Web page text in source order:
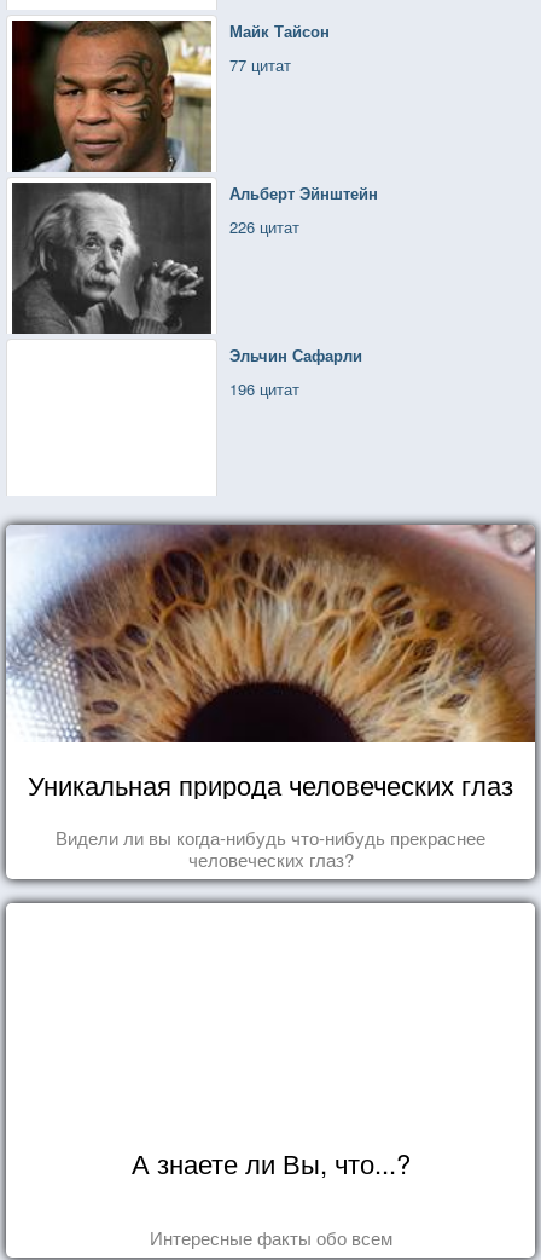
Майк Тайсон
77 цитат
Альберт Эйнштейн
226 цитат
Эльчин Сафарли
196 цитат
Уникальная природа человеческих глаз
Видели ли вы когда-нибудь что-нибудь прекраснее
человеческих глаз?
А знаете ли Вы, что...?
Интересные факты обо всем